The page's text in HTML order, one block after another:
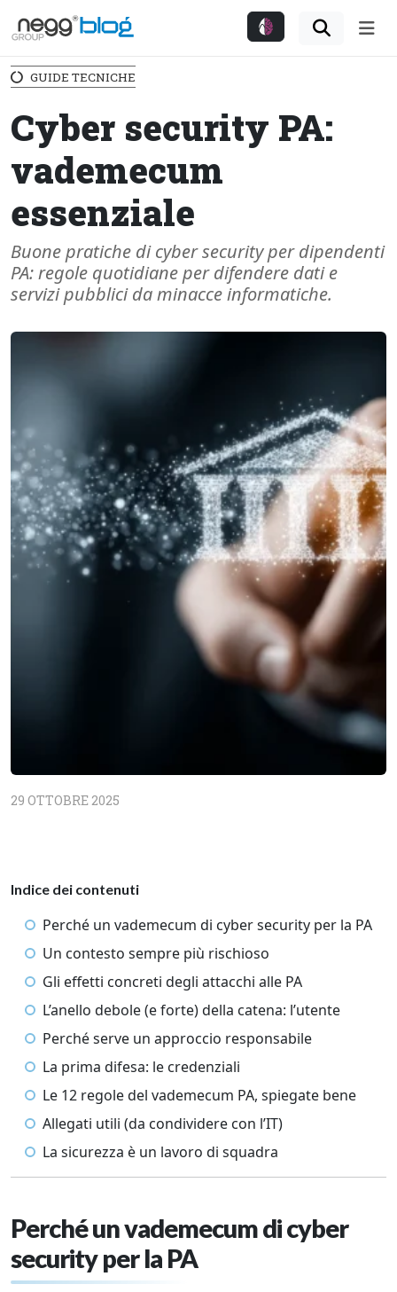
GUIDE TECNICHE
Cyber security PA:
vademecum
essenziale
Buone pratiche di cyber security per dipendenti
PA: regole quotidiane per difendere dati e
servizi pubblici da minacce informatiche.
29 OTTOBRE 2025
Indice dei contenuti
Perché un vademecum di cyber security per la PA
Un contesto sempre più rischioso
Gli effetti concreti degli attacchi alle PA
L’anello debole (e forte) della catena: l’utente
Perché serve un approccio responsabile
La prima difesa: le credenziali
Le 12 regole del vademecum PA, spiegate bene
Allegati utili (da condividere con l’IT)
La sicurezza è un lavoro di squadra
Perché un vademecum di cyber
security per la PA